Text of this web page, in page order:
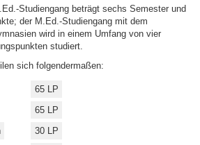
Studiengang beträgt sechs Semester und
der M.Ed.-Studiengang mit dem
wird in einem Umfang von vier
studiert.
sich folgendermaßen:
65 LP
65 LP
30 LP